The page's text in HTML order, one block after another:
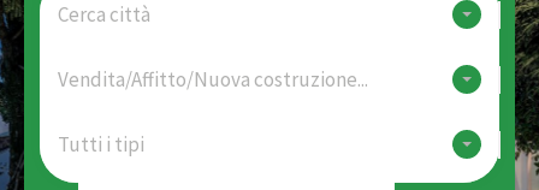
Cerca città
Vendita/Affitto/Nuova costruzione...
Tutti i tipi